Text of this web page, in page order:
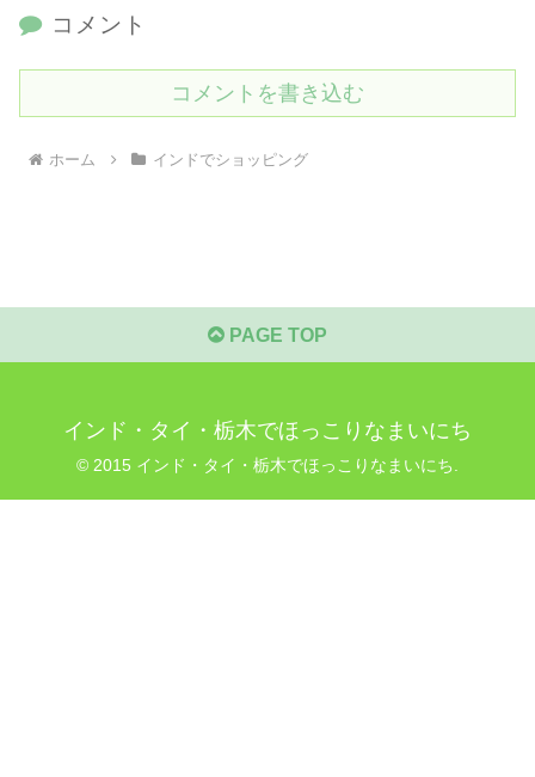
コメント
コメントを書き込む
ホーム インドでショッピング
PAGE TOP
インド・タイ・栃木でほっこりなまいにち
© 2015 インド・タイ・栃木でほっこりなまいにち.